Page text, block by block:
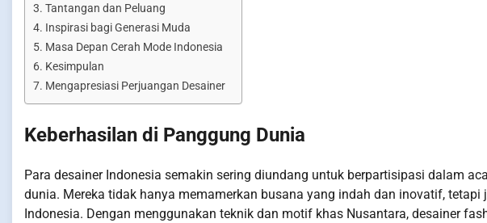
Tantangan dan Peluang
Inspirasi bagi Generasi Muda
Masa Depan Cerah Mode Indonesia
Kesimpulan
Mengapresiasi Perjuangan Desainer
Keberhasilan di Panggung Dunia
Para desainer Indonesia semakin sering diundang untuk berpartisipasi dalam
dunia. Mereka tidak hanya memamerkan busana yang indah dan inovatif,
Indonesia. Dengan menggunakan teknik dan motif khas Nusantara, desainer